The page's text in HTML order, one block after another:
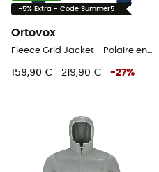
-5% Extra - Code Summer5
Ortovox
159,90 € 219,90 € -27%